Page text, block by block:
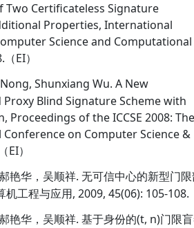
Certificateless Signature
Properties, International
Science and Computational
EI）
Nong, Shunxiang Wu. A New
Proxy Blind Signature Scheme with
Proceedings of the ICCSE 2008: The
on Computer Science &
）
艳华，吴顺祥. 无可信中心的新型门
机工程与应用, 2009, 45(06): 105-108.
郝艳华，吴顺祥. 基于身份的(t, n)门限